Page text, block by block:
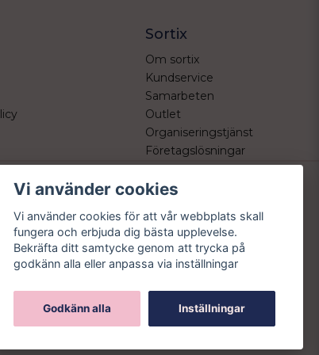
Sortix
Om sortix
Kundservice
Samarbeten
Outlet
Organiseringstjänst
Företagslösningar
Vi använder cookies
Vi använder cookies för att vår webbplats skall
fungera och erbjuda dig bästa upplevelse.
Bekräfta ditt samtycke genom att trycka på
godkänn alla eller anpassa via inställningar
Godkänn alla Inställningar